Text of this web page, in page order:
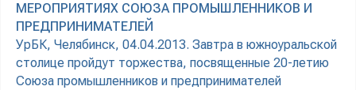
МЕРОПРИЯТИЯХ СОЮЗА ПРОМЫШЛЕННИКОВ И
ПРЕДПРИНИМАТЕЛЕЙ
УрБК, Челябинск, 04.04.2013. Завтра в южноуральской
столице пройдут торжества, посвященные 20-летию
Союза промышленников и предпринимателей